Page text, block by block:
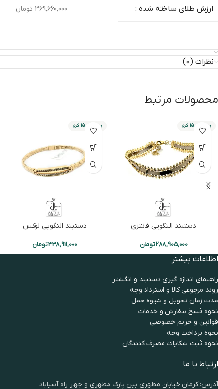
ارزش طلای ساخته شده : 369,660,000 تومان
نظرات (0)
محصولات مرتبط
بین 8 تا 15 گرم
دستبند النگویی فانتزی
288,905,000تومان
بین 8 تا 15 گرم
دستبند النگویی لوکس
338,911,000تومان
اطلاعات بیشتر
راهنمای اندازه گیری دستبند و انگشتر
روند مرجوعی کالا و استرداد وجه
مدت زمان تحويل و شیوه حمل
نحوه فسخ سفارش و خدمات
قوانین و حریم خصوصی
نحوه پرداخت وجه
نحوه ثبت شكايات مصرف كنندگان
ارتباط با ما
آدرس: کرمان خیابان مطهری بین پارک مطهری و چهار راه آسیاباد